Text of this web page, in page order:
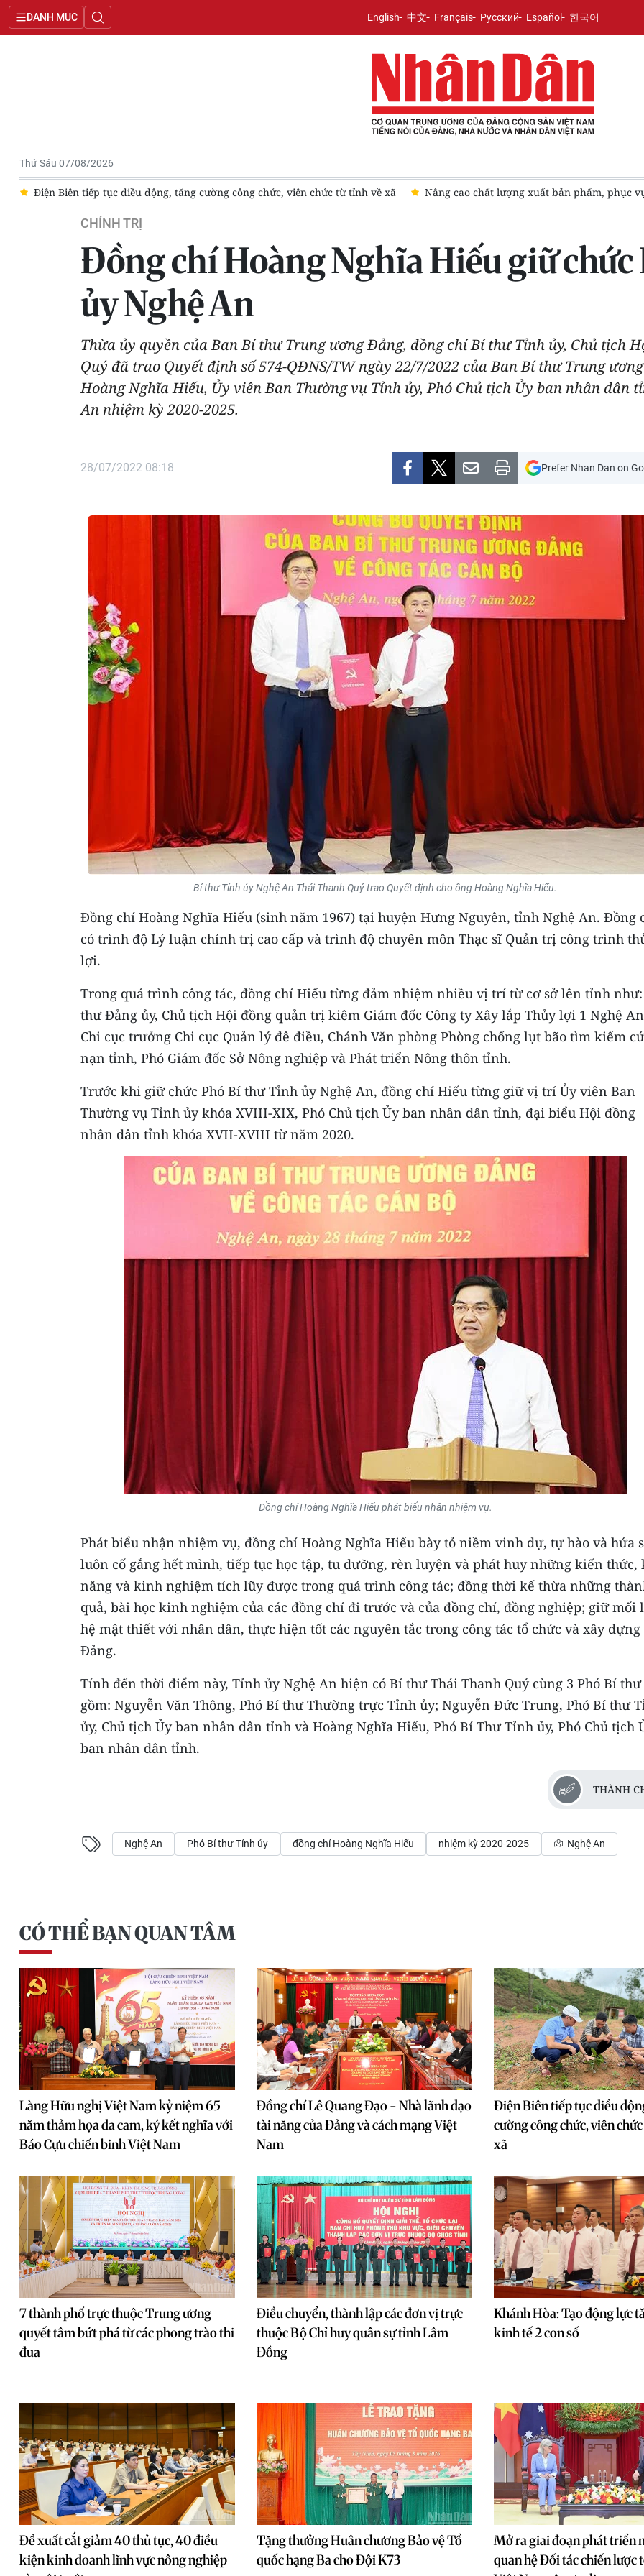
DANH MỤC English 中文 Français Русский Español 한국어
Thứ Sáu 07/08/2026
Biên tiếp tục điều động, tăng cường công chức, viên chức từ tỉnh về xã Nâng cao chất lượng xuất bản phẩm, phục vụ hiệu
CHÍNH TRỊ
Đồng chí Hoàng Nghĩa Hiếu giữ
ủy Nghệ An
Thừa ủy quyền của Ban Bí thư Trung ương Đảng, đồng chí Bí thư Tỉnh ủy, Chủ tịch
Quý đã trao Quyết định số 574-QĐNS/TW ngày 22/7/2022 của Ban Bí thư Trung
Hoàng Nghĩa Hiếu, Ủy viên Ban Thường vụ Tỉnh ủy, Phó Chủ tịch Ủy ban nhân dân
An nhiệm kỳ 2020-2025.
28/07/2022 08:18 Prefer Nhan Dan on
Bí thư Tỉnh ủy Nghệ An Thái Thanh Quý trao Quyết định cho ông Hoàng Nghĩa Hiếu.
Đồng chí Hoàng Nghĩa Hiếu (sinh năm 1967) tại huyện Hưng Nguyên, tỉnh Nghệ An. Đồng
có trình độ Lý luận chính trị cao cấp và trình độ chuyên môn Thạc sĩ Quản trị công trình
lợi.
Trong quá trình công tác, đồng chí Hiếu từng đảm nhiệm nhiều vị trí từ cơ sở lên tỉnh
thư Đảng ủy, Chủ tịch Hội đồng quản trị kiêm Giám đốc Công ty Xây lắp Thủy lợi 1 Nghệ
Chi cục trưởng Chi cục Quản lý đê điều, Chánh Văn phòng Phòng chống lụt bão tìm kiếm
nạn tỉnh, Phó Giám đốc Sở Nông nghiệp và Phát triển Nông thôn tỉnh.
Trước khi giữ chức Phó Bí thư Tỉnh ủy Nghệ An, đồng chí Hiếu từng giữ vị trí Ủy viên Ban
Thường vụ Tỉnh ủy khóa XVIII-XIX, Phó Chủ tịch Ủy ban nhân dân tỉnh, đại biểu Hội đồng
nhân dân tỉnh khóa XVII-XVIII từ năm 2020.
Đồng chí Hoàng Nghĩa Hiếu phát biểu nhận nhiệm vụ.
Phát biểu nhận nhiệm vụ, đồng chí Hoàng Nghĩa Hiếu bày tỏ niềm vinh dự, tự hào và hứa
luôn cố gắng hết mình, tiếp tục học tập, tu dưỡng, rèn luyện và phát huy những kiến thức,
năng và kinh nghiệm tích lũy được trong quá trình công tác; đồng thời kế thừa những
quả, bài học kinh nghiệm của các đồng chí đi trước và của đồng chí, đồng nghiệp; giữ mối
hệ mật thiết với nhân dân, thực hiện tốt các nguyên tắc trong công tác tổ chức và xây dựng
Đảng.
Tính đến thời điểm này, Tỉnh ủy Nghệ An hiện có Bí thư Thái Thanh Quý cùng 3 Phó Bí thư
gồm: Nguyễn Văn Thông, Phó Bí thư Thường trực Tỉnh ủy; Nguyễn Đức Trung, Phó Bí thư
ủy, Chủ tịch Ủy ban nhân dân tỉnh và Hoàng Nghĩa Hiếu, Phó Bí Thư Tỉnh ủy, Phó Chủ tịch
ban nhân dân tỉnh.
THÀNH
Nghệ An Phó Bí thư Tỉnh ủy đồng chí Hoàng Nghĩa Hiếu nhiệm kỳ 2020-2025 Nghệ An
CÓ THỂ BẠN QUAN TÂM
Làng Hữu nghị Việt Nam kỷ niệm 65
năm thảm họa da cam, ký kết nghĩa với
Báo Cựu chiến binh Việt Nam
Đồng chí Lê Quang Đạo - Nhà lãnh đạo
tài năng của Đảng và cách mạng Việt
Nam
Điện Biên tiếp tục điều
cường công chức, viên
xã
7 thành phố trực thuộc Trung ương
quyết tâm bứt phá từ các phong trào thi
đua
Điều chuyển, thành lập các đơn vị trực
thuộc Bộ Chỉ huy quân sự tỉnh Lâm
Đồng
Khánh Hòa: Tạo động lực
kinh tế 2 con số
Đề xuất cắt giảm 40 thủ tục, 40 điều
kiện kinh doanh lĩnh vực nông nghiệp
Tặng thưởng Huân chương Bảo vệ Tổ
quốc hạng Ba cho Đội K73
Mở ra giai đoạn phát triển
quan hệ Đối tác chiến lược